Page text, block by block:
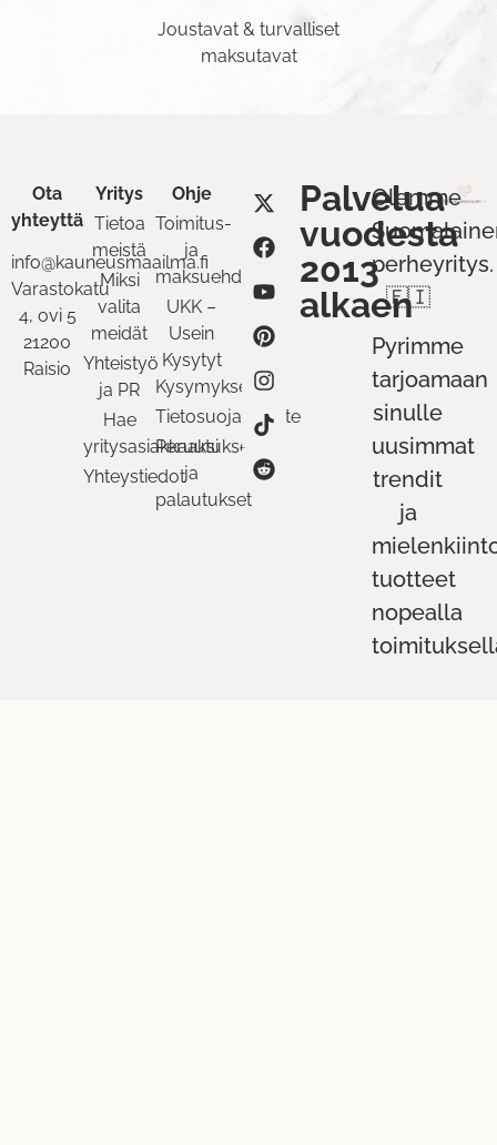
Joustavat & turvalliset
maksutavat
Ota
yhteyttä
info@kauneusmaailma.fi
Varastokatu
4, ovi 5
21200
Raisio
Yritys
Tietoa
meistä
Miksi
valita
meidät
Yhteistyö
ja PR
Hae
yritysasiakkaaksi
Yhteystiedot
Ohje
Toimitus-
ja
maksuehdot
UKK –
Usein
Kysytyt
Kysymykset
Tietosuojaseloste
Peruutukset
ja
palautukset
Palvelua
vuodesta
2013
alkaen
Olemme
perheyritys.
🇫🇮
Pyrimme
tarjoamaan
sinulle
uusimmat
trendit
ja
tuotteet
nopealla